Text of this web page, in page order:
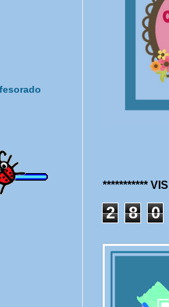
***********
2 8 0